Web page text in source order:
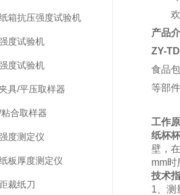
箱抗压强度试验机
度试验机
度试验机
具/平压取样器
合取样器
度测定仪
板厚度测定仪
裁纸刀
产品
ZY-
食品
等部
工作
纸杯
壁，
mm时
技术
1、测